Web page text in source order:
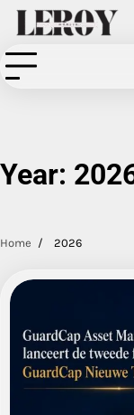
Skip
content
Year:
Home 2026